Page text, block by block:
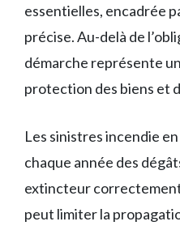
essentielles, encadrée
précise. Au-delà de
démarche représente
protection des biens et
Les sinistres incendie
chaque année des
extincteur
peut limiter la